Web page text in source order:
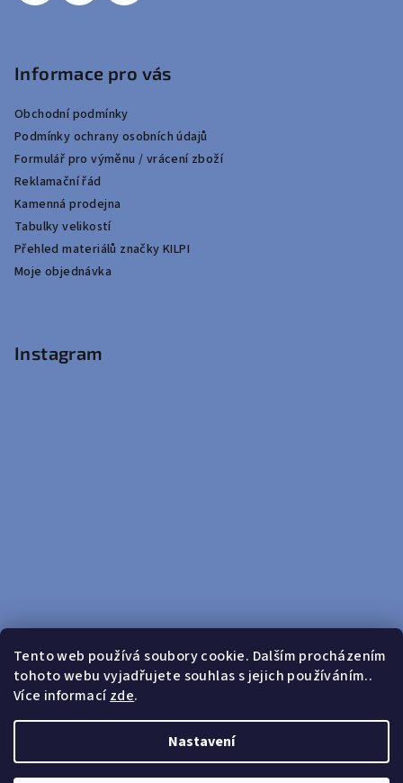
Tento web používá soubory cookie. Dalším procházením
tohoto webu vyjadřujete souhlas s jejich používáním..
Více informacízde.
Nastavení
Informace pro vás
Obchodní podmínky
Podmínky ochrany osobních údajů
Formulář pro výměnu / vrácení zboží
Reklamační řád
Kamenná prodejna
Tabulky velikostí
Přehled materiálů značky KILPI
Moje objednávka
Instagram
Sledovat na Instagramu
Doprava zdarma od 599 Kč